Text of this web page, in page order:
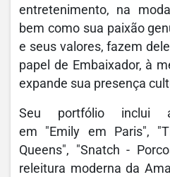
entretenimento, na
bem como sua paixão
e seus valores, fazem
papel de Embaixador, à
expande sua presença
Seu portfólio inclui
em "Emily em Paris",
Queens", "Snatch -
releitura moderna da